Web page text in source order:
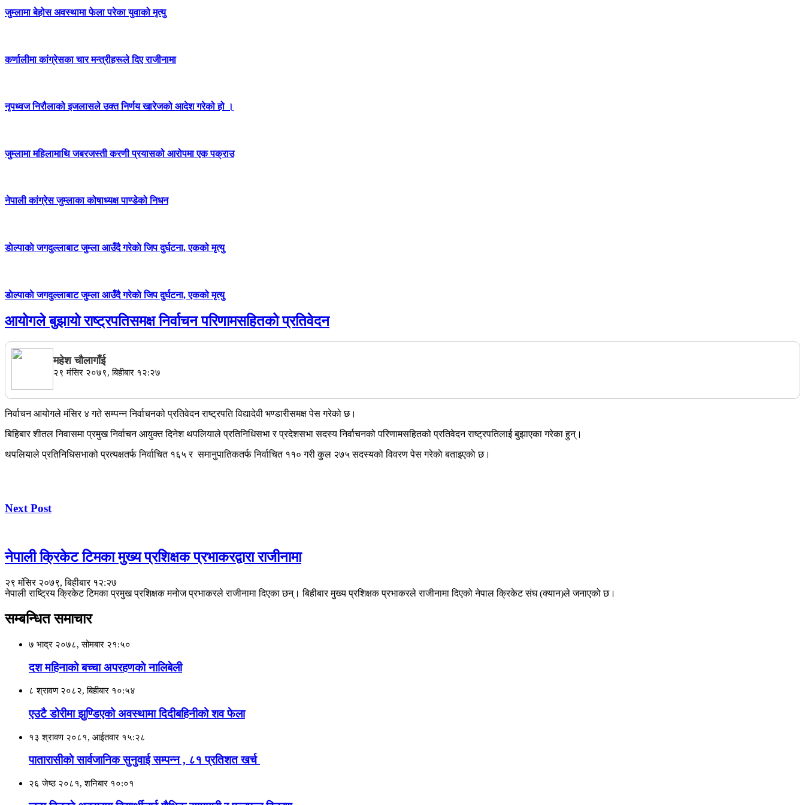
जुम्लामा बेहोस अवस्थामा फेला परेका युवाको मृत्यु
कर्णालीमा कांग्रेसका चार मन्त्रीहरूले दिए राजीनामा
नृपध्वज निरौलाको इजलासले उक्त निर्णय खारेजको आदेश गरेको हो ।
जुम्लामा महिलामाथि जबरजस्ती करणी प्रयासको आरोपमा एक पक्राउ
नेपाली कांग्रेस जुम्लाका कोषाध्यक्ष पाण्डेको निधन
डाेल्पाकाे जगदुल्लाबाट जुम्ला आउँदै गरेकाे जिप दुर्घटना, एकको मृत्यु
डाेल्पाकाे जगदुल्लाबाट जुम्ला आउँदै गरेकाे जिप दुर्घटना, एकको मृत्यु
आयोगले बुझायो राष्ट्रपतिसमक्ष निर्वाचन परिणामसहितको प्रतिवेदन
महेश चाैलागाँई
२९ मंसिर २०७९, बिहीबार १२:२७
निर्वाचन आयोगले मंसिर ४ गते सम्पन्न निर्वाचनको प्रतिवेदन राष्ट्रपति विद्यादेवी भण्डारीसमक्ष पेस गरेको छ।
बिहिबार शीतल निवासमा प्रमुख निर्वाचन आयुक्त दिनेश थपलियाले प्रतिनिधिसभा र प्रदेशसभा सदस्य निर्वाचनको परिणामसहितको प्रतिवेदन राष्ट्रपतिलाई बुझाएका गरेका हुन्।
थपलियाले प्रतिनिधिसभाको प्रत्यक्षतर्फ निर्वाचित १६५ र समानुपातिकतर्फ निर्वाचित ११० गरी कुल २७५ सदस्यको विवरण पेस गरेकाे बताइएकाे छ।
Next Post
नेपाली क्रिकेट टिमका मुख्य प्रशिक्षक प्रभाकरद्वारा राजीनामा
२९ मंसिर २०७९, बिहीबार १२:२७
नेपाली राष्ट्रिय क्रिकेट टिमका प्रमुख प्रशिक्षक मनोज प्रभाकरले राजीनामा दिएका छन्। बिहीबार मुख्य प्रशिक्षक प्रभाकरले राजीनामा दिएको नेपाल क्रिकेट संघ (क्यान)ले जनाएको छ।
सम्बन्धित समाचार
७ भाद्र २०७८, सोमबार २१:५०
दश महिनाको बच्चा अपरहणकाे नालिबेली
८ श्रावण २०८२, बिहीबार १०:५४
एउटै डोरीमा झुण्डिएको अवस्थामा दिदीबहिनीको शव फेला
१३ श्रावण २०८१, आईतवार १५:२८
पातारासीकाे सार्वजानिक सुनुवाई सम्पन्न , ८१ प्रतिशत खर्च
२६ जेष्ठ २०८१, शनिबार १०:०१